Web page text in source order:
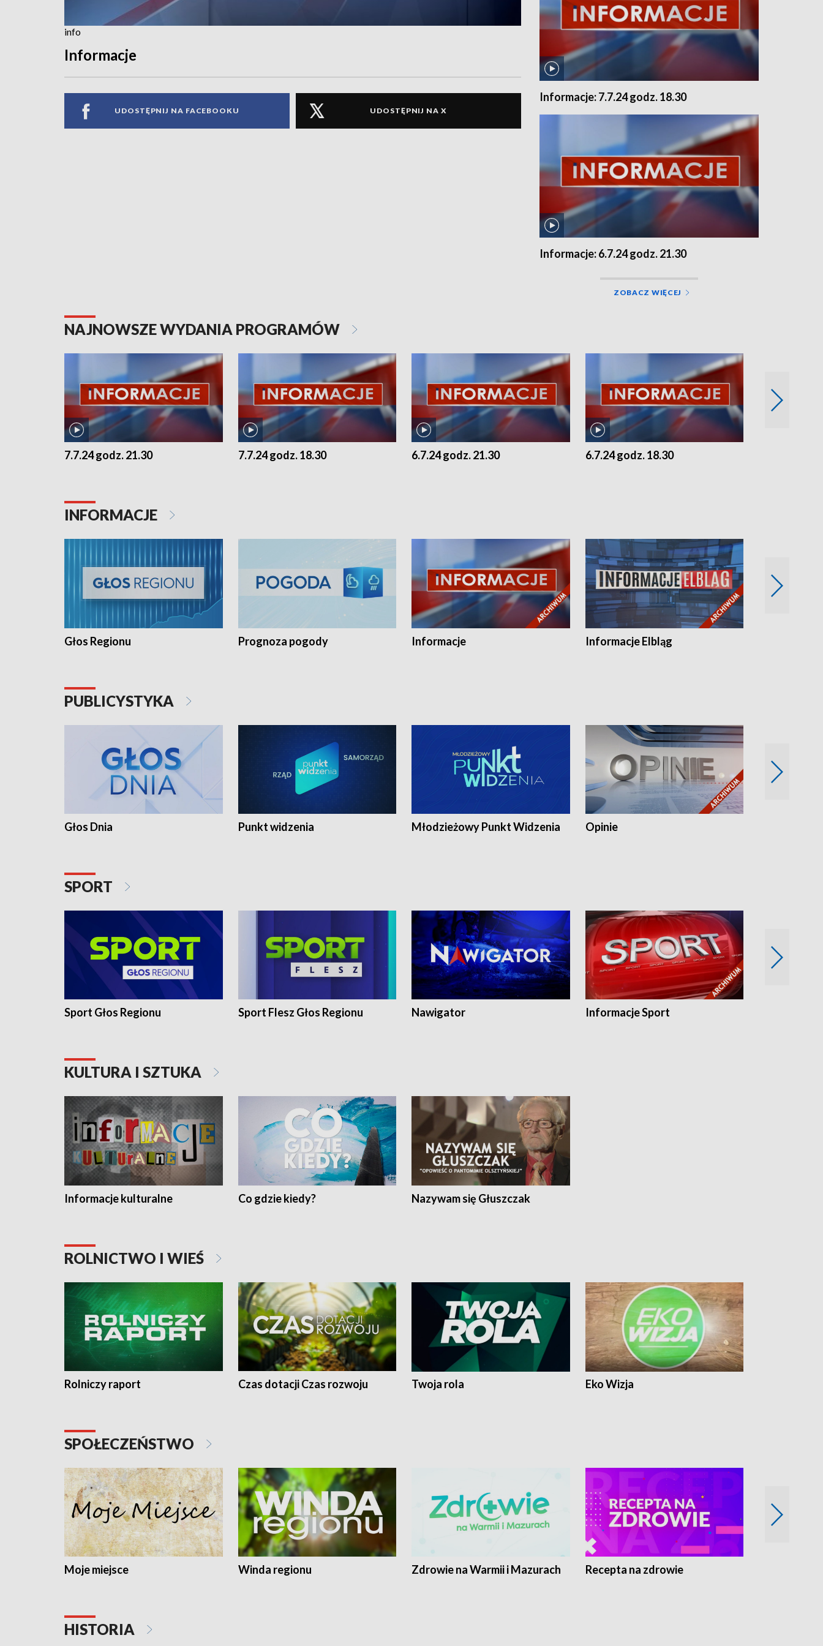
info
Informacje
UDOSTĘPNIJ NA FACEBOOKU UDOSTĘPNIJ NA X
Informacje: 7.7.24 godz. 18.30
Informacje: 6.7.24 godz. 21.30
ZOBACZ WIĘCEJ
NAJNOWSZE WYDANIA PROGRAMÓW
7.7.24 godz. 21.30 7.7.24 godz. 18.30 6.7.24 godz. 21.30 6.7.24 godz. 18.30
INFORMACJE
Głos Regionu Prognoza pogody Informacje Informacje Elbląg
PUBLICYSTYKA
Głos Dnia Punkt widzenia Młodzieżowy Punkt Widzenia Opinie
SPORT
Sport Głos Regionu Sport Flesz Głos Regionu Nawigator Informacje Sport
KULTURA I SZTUKA
Informacje kulturalne Co gdzie kiedy? Nazywam się Głuszczak
ROLNICTWO I WIEŚ
Rolniczy raport Czas dotacji Czas rozwoju Twoja rola Eko Wizja
SPOŁECZEŃSTWO
Moje miejsce Winda regionu Zdrowie na Warmii i Mazurach Recepta na zdrowie
HISTORIA